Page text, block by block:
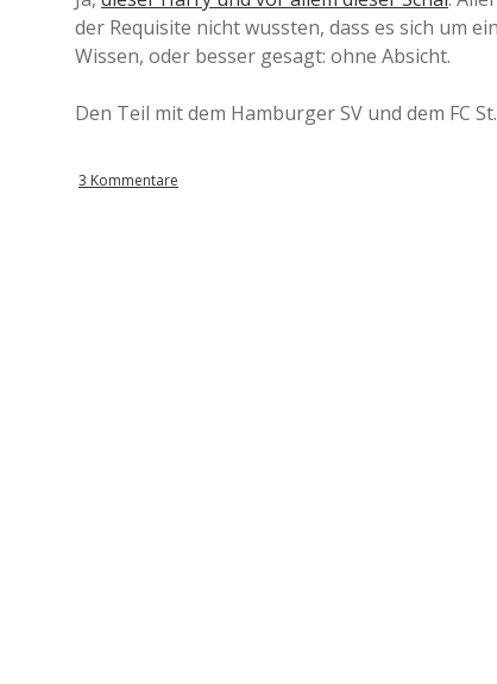
der Requisite nicht wussten, dass es sich um
Wissen, oder besser gesagt: ohne Absicht.
Den Teil mit dem Hamburger SV und dem FC
3 Kommentare